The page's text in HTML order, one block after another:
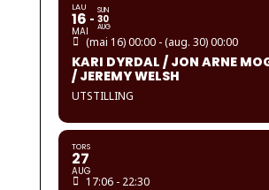
LAU
16
MAI
SUN
30
AUG
(mai 16) 00:00 - (aug. 30) 00:00
KARI DYRDAL / JON ARNE
/ JEREMY WELSH
UTSTILLING
TORS
27
AUG
17:06 - 22:30